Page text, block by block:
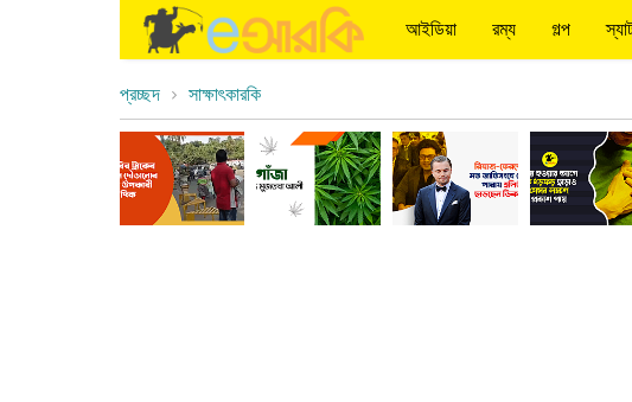
আইডিয়া রম্য গল্প
প্রচ্ছদ সাক্ষাৎকারকি